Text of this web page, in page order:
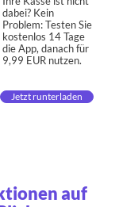
dabei? Kein
Problem: Testen Sie
kostenlos 14 Tage
die App, danach für
9,99 EUR nutzen.
Jetzt runterladen
auf